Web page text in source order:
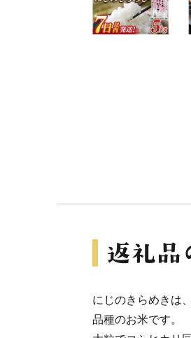
にじのきらめきは
品種のお米です。